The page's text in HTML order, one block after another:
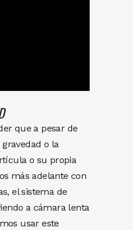
que a pesar de
o la
o su propia
más adelante con
el sistema de
a cámara lenta
usar este